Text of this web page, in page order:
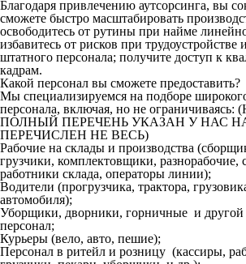
Благодаря привлечению аутсорсинга, вы
сможете быстро масштабировать
освободитесь от рутины при найме
избавитесь от рисков при
штатного персонала; получите доступ к
кадрам.
Какой персонал вы сможете предоставить?
Мы специализируемся на подборе
персонала, включая, но не
ПОЛНЫЙ ПЕРЕЧЕНЬ УКАЗАН У НАС
ПЕРЕЧИСЛЕН НЕ ВЕСЬ)
Рабочие на склады и производства
грузчики, комплектовщики, разнорабочие,
работники склада, операторы линии);
Водители (прогрузчика, трактора,
автомобиля);
Уборщики, дворники, горничные и
персонал;
Курьеры (вело, авто, пешие);
Персонал в ритейл и розницу (кассиры,